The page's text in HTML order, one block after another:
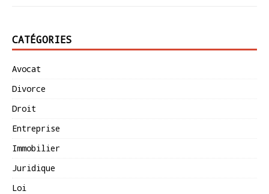
CATÉGORIES
Avocat
Divorce
Droit
Entreprise
Immobilier
Juridique
Loi